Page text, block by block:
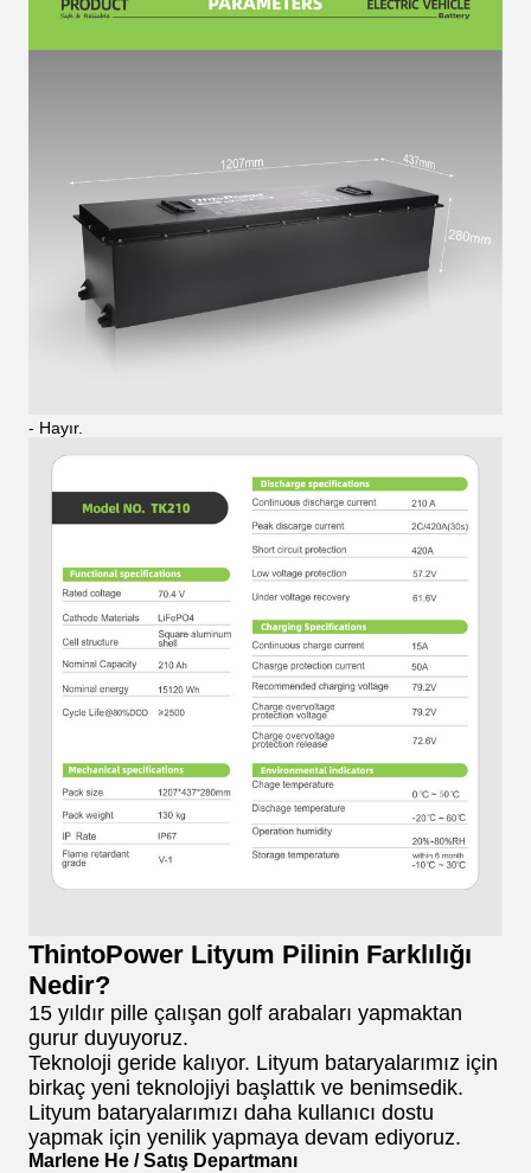
- Hayır.
ThintoPower Lityum Pilinin Farklılığı
Nedir?
15 yıldır pille çalışan golf arabaları yapmaktan
gurur duyuyoruz.
Teknoloji geride kalıyor. Lityum bataryalarımız için
birkaç yeni teknolojiyi başlattık ve benimsedik.
Lityum bataryalarımızı daha kullanıcı dostu
yapmak için yenilik yapmaya devam ediyoruz.
Marlene He / Satış Departmanı